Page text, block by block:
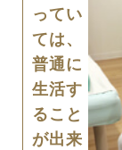
ってい
ては、
普通に
生活す
ること
が出来